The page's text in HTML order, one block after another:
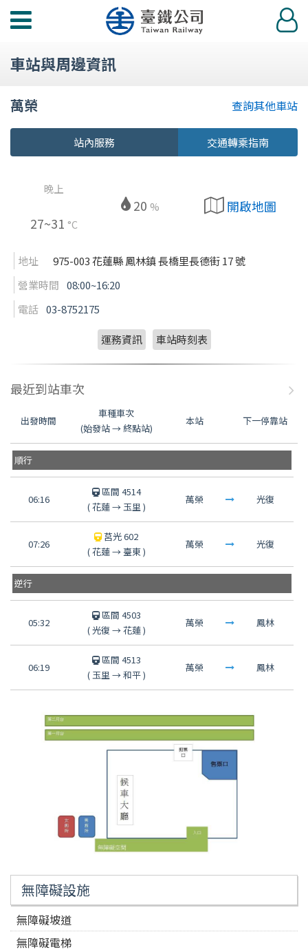
功
選
登
入
車站與周邊資訊
萬榮 查詢其他車站
站內服務 交通轉乘指南
晚上
27~31 °C
20 % 開啟地圖
地址
975-003 花蓮縣 鳳林鎮 長橋里長德街 17 號
營業時間 08:00~16:20
電話 03-8752175
運務資訊 車站時刻表
最近到站車次
出發時間
車種車次
(始發站 → 終點站)
本站 下一停靠站
順行
06:16
區間 4514
(花蓮→玉里)
萬榮 光復
07:26
莒光 602
(花蓮→臺東)
萬榮 光復
逆行
05:32
區間 4503
(光復 →花蓮)
萬榮 鳳林
06:19
區間 4513
(玉里→和平)
萬榮 鳳林
無障礙設施
無障礙坡道
無障礙電梯